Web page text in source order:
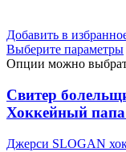
Добавить в
Выберите параметры
Опции можно
Свитер
Хоккейный папа
Джерси SLOGAN